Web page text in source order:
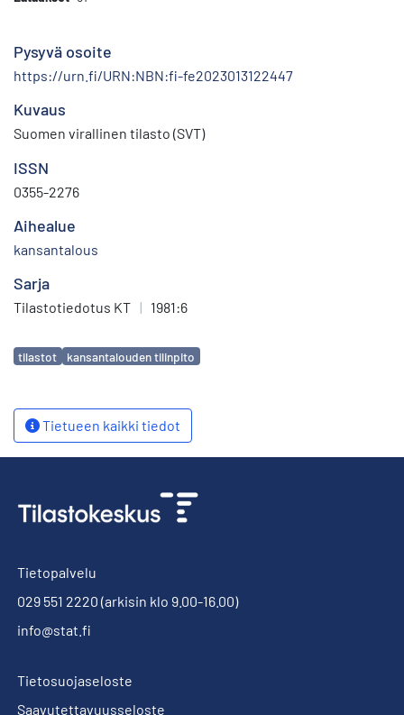
Pysyvä osoite
https://urn.fi/URN:NBN:fi-fe2023013122447
Kuvaus
Suomen virallinen tilasto (SVT)
ISSN
0355-2276
Aihealue
kansantalous
Sarja
Tilastotiedotus KT | 1981:6
Avainsanat
tilastot kansantalouden tilinpito
Tietueen kaikki tiedot
Tietopalvelu
029 551 2220 (arkisin klo 9.00-16.00)
info@stat.fi
Tietosuojaseloste
Saavutettavuusseloste